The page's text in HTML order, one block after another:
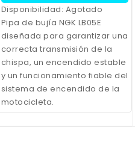
Disponibilidad: Agotado
Pipa de bujía NGK LB05E
diseñada para garantizar una
correcta transmisión de la
chispa, un encendido estable
y un funcionamiento fiable del
sistema de encendido de la
motocicleta.